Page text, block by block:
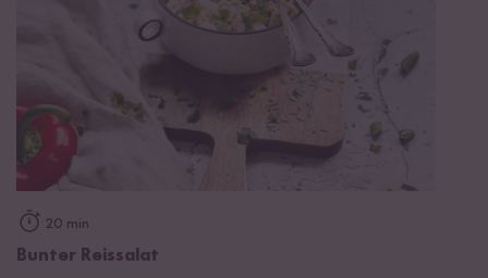
20 min
Bunter Reissalat